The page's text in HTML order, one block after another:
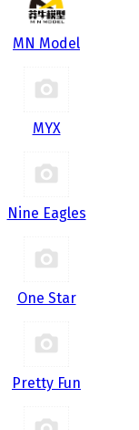
MN Model
MYX
Nine Eagles
One Star
Pretty Fun